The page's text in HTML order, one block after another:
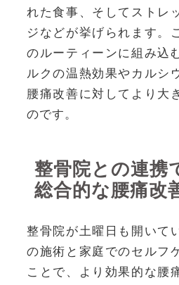
れた食事、そしてストレ
ジなどが挙げられます。
のルーティーンに組み込
ルクの温熱効果やカルシ
腰痛改善に対してより大
のです。
整骨院との連携
総合的な腰痛改
整骨院が土曜日も開いて
の施術と家庭でのセルフ
ことで、より効果的な腰